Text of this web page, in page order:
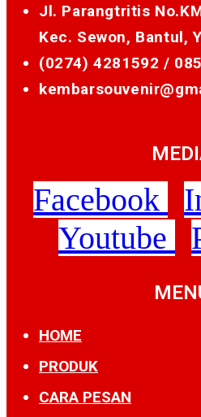
Jl. Parangtritis
Kec. Sewon, Bantul,
(0274) 4281592 /
Facebook
Youtube
HOME
PRODUK
CARA PESAN